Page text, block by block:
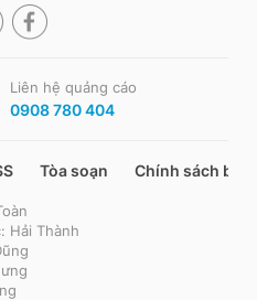
Liên hệ quảng cáo
0908 780 404
Tòa soạn Chính sách bảo
Hải Thành